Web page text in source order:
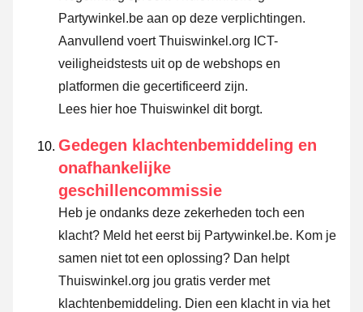
Partywinkel.be aan op deze verplichtingen.
Aanvullend voert Thuiswinkel.org ICT-
veiligheidstests uit op de webshops en
platformen die gecertificeerd zijn.
Lees hier hoe Thuiswinkel dit borgt.
Gedegen klachtenbemiddeling en
onafhankelijke
geschillencommissie
Heb je ondanks deze zekerheden toch een
klacht? Meld het eerst bij Partywinkel.be. Kom je
samen niet tot een oplossing? Dan helpt
Thuiswinkel.org jou gratis verder met
klachtenbemiddeling. Dien een klacht in via het